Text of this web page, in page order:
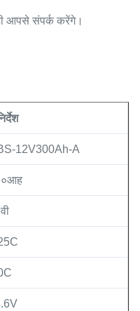
आपसे संपर्क करेंगे।
12V300Ah-A